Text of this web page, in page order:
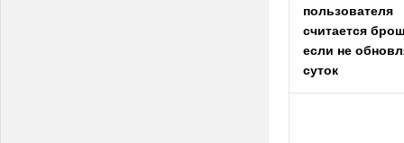
пользователя
считается
если не
суток